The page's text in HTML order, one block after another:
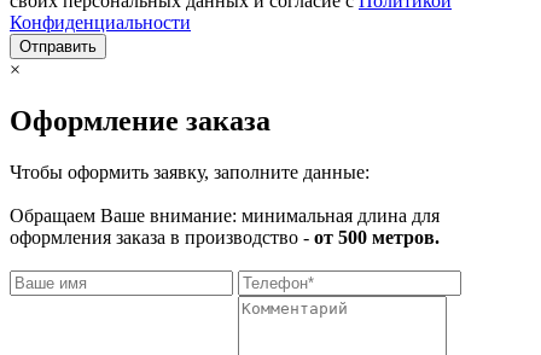
Конфиденциальности
Отправить
×
Оформление заказа
Чтобы оформить заявку, заполните данные:
Обращаем Ваше внимание: минимальная длина для
оформления заказа в производство - от 500 метров.